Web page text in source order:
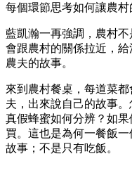
每個環節思考如何讓農村
藍凱瀚一再強調，農村
會跟農村的關係拉近，
農夫的故事。
來到農村餐桌，每道菜
夫，出來說自己的故事
真假蜂蜜如何分辨？如
買。這也是為何一餐飯
故事；不是只有吃飯。